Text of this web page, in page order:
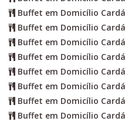
Buffet em Domicílio
Buffet em Domicílio
Buffet em Domicílio
Buffet em Domicílio
Buffet em Domicílio
Buffet em Domicílio
Buffet em Domicílio
Buffet em Domicílio